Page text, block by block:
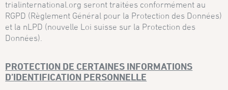
trialinternational.org seront traitées conformément au
RGPD (Règlement Général pour la Protection des Données)
et la nLPD (nouvelle Loi suisse sur la Protection des
Données).
PROTECTION DE CERTAINES INFORMATIONS
D’IDENTIFICATION PERSONNELLE